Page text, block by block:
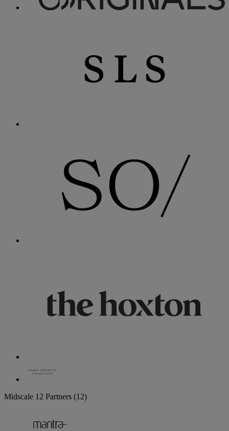
Midscale 12 Partners (12)